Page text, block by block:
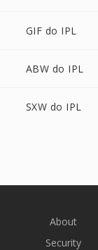
GIF do IPL
ABW do IPL
SXW do IPL
About
Security